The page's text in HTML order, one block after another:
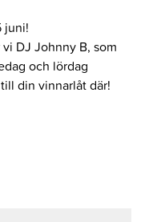
juni!
DJ Johnny B, som
och lördag
din vinnarlåt där!